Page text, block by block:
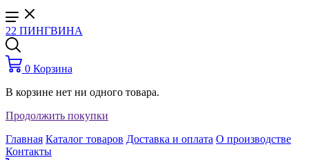
22 ПИНГВИНА
0 Корзина
В корзине нет ни одного товара.
Продолжить покупки
Главная Каталог товаров Доставка и оплата О производстве
Контакты